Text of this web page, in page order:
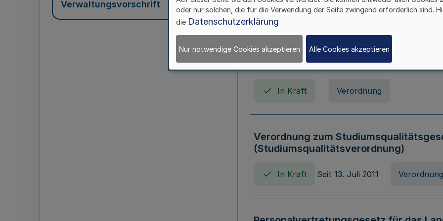
Verwaltungsvorschrift In Kraft Seit 01. April 2008 Gesetz
Verordnung über Beihilfen in Geburts-
Todesfällen (Beihilfenverordnung NRW
In Kraft Verordnung
Verordnung zum
(Studiumsqualitätsverordnung)
In Kraft Seit 13. Juli 2011 Verordnung
oder nur solchen, die für die Verwendung der Seite zwingend erforderlich sind.
die Datenschutzerklärung
Nur notwendige Cookies akzeptieren Alle Cookies akzeptieren